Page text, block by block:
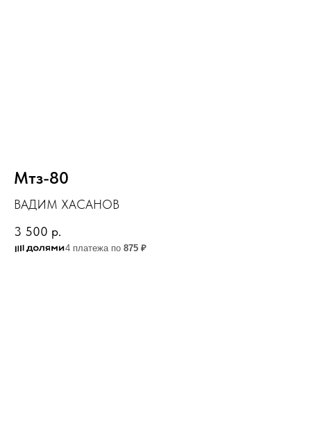
Мтз-80
ВАДИМ ХАСАНОВ
3 500 р.
4 платежа по 875 ₽